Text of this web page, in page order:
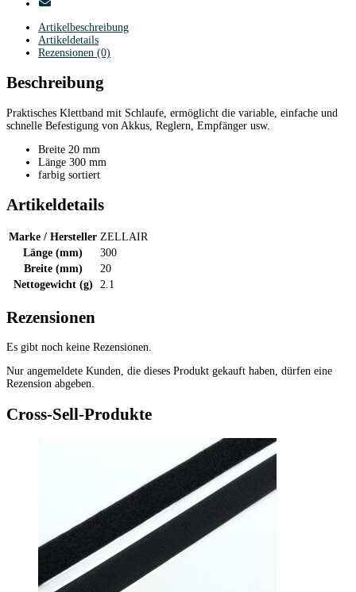
Artikelbeschreibung
Artikeldetails
Rezensionen (0)
Beschreibung
Praktisches Klettband mit Schlaufe, ermöglicht die variable, einfache und
schnelle Befestigung von Akkus, Reglern, Empfänger usw.
Breite 20 mm
Länge 300 mm
farbig sortiert
Artikeldetails
Marke / Hersteller ZELLAIR
Länge (mm)
300
Breite (mm)
20
Nettogewicht (g)
2.1
Rezensionen
Es gibt noch keine Rezensionen.
Nur angemeldete Kunden, die dieses Produkt gekauft haben, dürfen eine
Rezension abgeben.
Cross-Sell-Produkte